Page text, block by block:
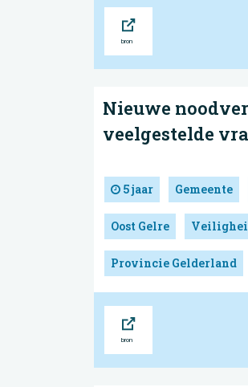
Nieuwe
veelgestelde
5 jaar Gemeente
Oost Gelre
Provincie Gelderland